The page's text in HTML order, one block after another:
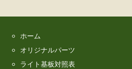
ホーム
オリジナルパーツ
ライト基板対照表